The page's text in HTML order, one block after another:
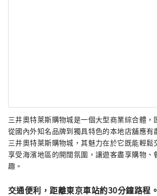
三井奧特萊斯購物城是一個大型商業綜合體，
從國內外知名品牌到獨具特色的本地店舖應有
三井奧特萊斯購物城，其魅力在於它既能輕鬆
享受海濱地區的開闊氛圍，讓遊客盡享購物、
趣。
交通便利，距離東京車站約30分鐘路程。